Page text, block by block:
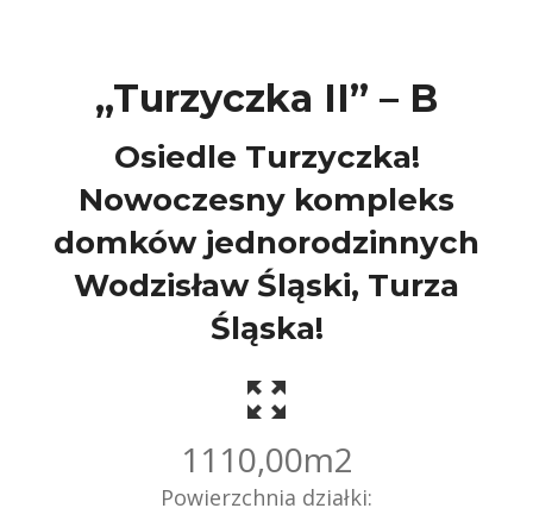
„Turzyczka II” – B
Osiedle Turzyczka!
Nowoczesny kompleks
domków jednorodzinnych
Wodzisław Śląski, Turza
Śląska!
1110,00m2
Powierzchnia działki: